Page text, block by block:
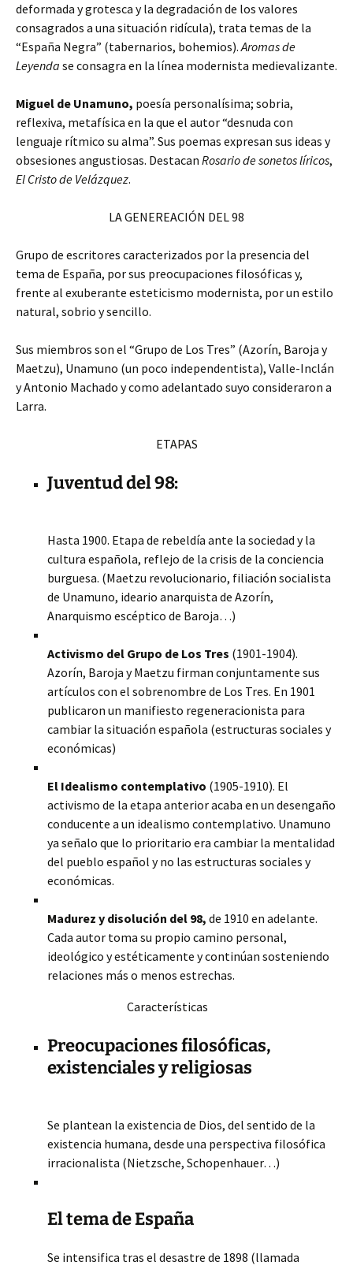
deformada y grotesca y la degradación de los valores
consagrados a una situación ridícula), trata temas de la
“España Negra” (tabernarios, bohemios).Aromas de
Leyenda se consagra en la línea modernista medievalizante.
Miguel de Unamuno, poesía personalísima; sobria,
reflexiva, metafísica en la que el autor “desnuda con
lenguaje rítmico su alma”. Sus poemas expresan sus ideas y
obsesiones angustiosas. Destacan Rosario de sonetos líricos,
El Cristo de Velázquez.
LA GENEREACIÓN DEL 98
Grupo de escritores caracterizados por la presencia del
tema de España, por sus preocupaciones filosóficas y,
frente al exuberante esteticismo modernista, por un estilo
natural, sobrio y sencillo.
Sus miembros son el “Grupo de Los Tres” (Azorín, Baroja y
Maetzu), Unamuno (un poco independentista), Valle-Inclán
y Antonio Machado y como adelantado suyo consideraron a
Larra.
ETAPAS
Juventud del 98:
Hasta 1900. Etapa de rebeldía ante la sociedad y la
cultura española, reflejo de la crisis de la conciencia
burguesa. (Maetzu revolucionario, filiación socialista
de Unamuno, ideario anarquista de Azorín,
Anarquismo escéptico de Baroja…)
Activismo del Grupo de Los Tres (1901-1904).
Azorín, Baroja y Maetzu firman conjuntamente sus
artículos con el sobrenombre de Los Tres. En 1901
publicaron un manifiesto regeneracionista para
cambiar la situación española (estructuras sociales y
económicas)
El Idealismo contemplativo (1905-1910). El
activismo de la etapa anterior acaba en un desengaño
conducente a un idealismo contemplativo. Unamuno
ya señalo que lo prioritario era cambiar la mentalidad
del pueblo español y no las estructuras sociales y
económicas.
Madurez y disolución del 98, de 1910 en adelante.
Cada autor toma su propio camino personal,
ideológico y estéticamente y continúan sosteniendo
relaciones más o menos estrechas.
Características
Preocupaciones filosóficas,
existenciales y religiosas
Se plantean la existencia de Dios, del sentido de la
existencia humana, desde una perspectiva filosófica
irracionalista (Nietzsche, Schopenhauer…)
El tema de España
Se intensifica tras el desastre de 1898 (llamada